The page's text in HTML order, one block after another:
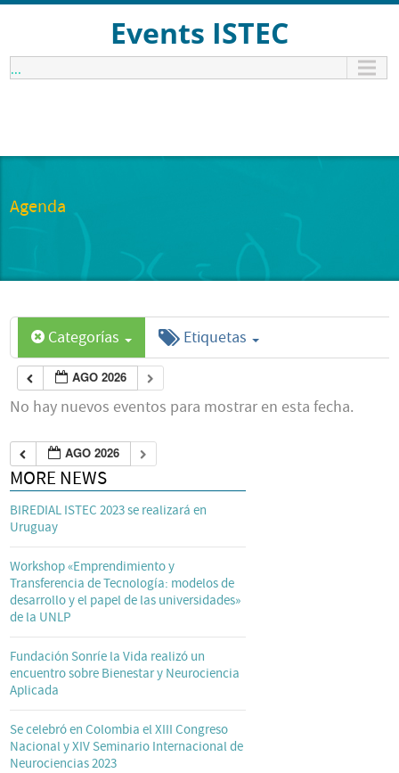
Events ISTEC
...
Agenda
Categorías Etiquetas
AGO 2026
No hay nuevos eventos para mostrar en esta fecha.
AGO 2026
MORE NEWS
BIREDIAL ISTEC 2023 se realizará en
Uruguay
Workshop «Emprendimiento y
Transferencia de Tecnología: modelos de
desarrollo y el papel de las universidades»
de la UNLP
Fundación Sonríe la Vida realizó un
encuentro sobre Bienestar y Neurociencia
Aplicada
Se celebró en Colombia el XIII Congreso
Nacional y XIV Seminario Internacional de
Neurociencias 2023